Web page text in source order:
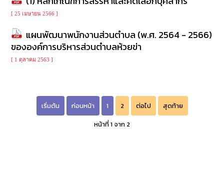
[ 25 เมษายน 2566 ]
แผนพัฒนาพนักงานส่วนตำบล (พ.ศ. 2564 - 2566)
ขององค์การบริหารส่วนตำบลห้วยข่า
[ 1 ตุลาคม 2563 ]
เริ่มต้น ก่อนหน้า 1 2 ต่อไป
สุดท้าย
หน้าที่ 1 จาก 2